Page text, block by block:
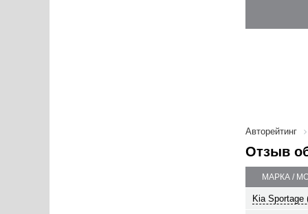
Авторейтинг
Отзыв
МАРКА /
Kia Sportage